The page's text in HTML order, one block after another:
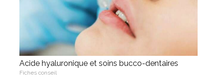
Acide hyaluronique et soins bucco-dentaires
Fiches conseil